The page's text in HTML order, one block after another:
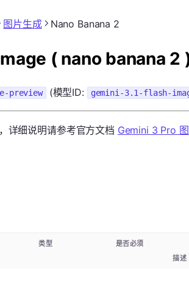
图片生成 Nano Banana 2
( nano banana 2
preview (模型ID: gemini-3.1-flash-
详细说明请参考官方文档 Gemini 3 Pro
类型 是否必须
描述